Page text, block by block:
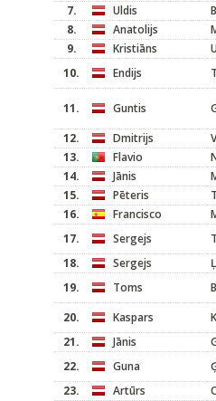
7.
Uldis
8.
Anatolijs
9.
Kristiāns
10.
Endijs
11.
Guntis
12.
Dmitrijs
13.
Flavio
14.
Jānis
15.
Pēteris
16.
Francisco
17.
Sergejs
18.
Sergejs
19.
Toms
20.
Kaspars
21.
Jānis
22.
Guna
23.
Artūrs